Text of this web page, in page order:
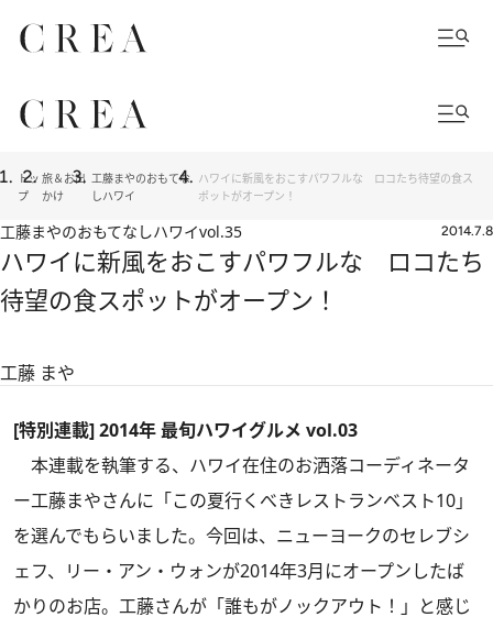
トッ
プ
旅＆お出
かけ
工藤まやのおもてな
しハワイ
ハワイに新風をおこすパワフルな ロコたち待望の食ス
ポットがオープン！
工藤まやのおもてなしハワイvol.35 2014.7.8
ハワイに新風をおこすパワフルな ロコたち
待望の食スポットがオープン！
工藤 まや
[特別連載]2014年 最旬ハワイグルメ vol.03
本連載を執筆する、ハワイ在住のお洒落コーディネータ
ー工藤まやさんに「この夏行くべきレストランベスト10」
を選んでもらいました。今回は、ニューヨークのセレブシ
ェフ、リー・アン・ウォンが2014年3月にオープンしたば
かりのお店。工藤さんが「誰もがノックアウト！」と感じ